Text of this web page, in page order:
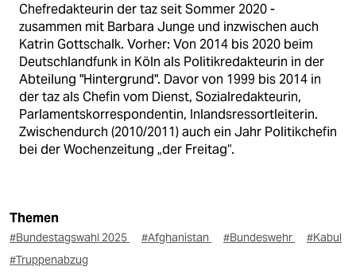
Chefredakteurin der taz seit Sommer 2020 -
zusammen mit Barbara Junge und inzwischen auch
Katrin Gottschalk. Vorher: Von 2014 bis 2020 beim
Deutschlandfunk in Köln als Politikredakteurin in der
Abteilung "Hintergrund". Davor von 1999 bis 2014 in
der taz als Chefin vom Dienst, Sozialredakteurin,
Parlamentskorrespondentin, Inlandsressortleiterin.
Zwischendurch (2010/2011) auch ein Jahr Politikchefin
bei der Wochenzeitung „der Freitag“.
Themen
#Bundestagswahl 2025 #Afghanistan #Bundeswehr
#Kabul
#Truppenabzug